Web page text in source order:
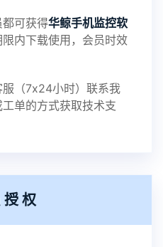
，传输对方手机数据文
都可获得华鲸手机监控软
内下载使用，会员时效
（7x24小时）联系我
单的方式获取技术支
权